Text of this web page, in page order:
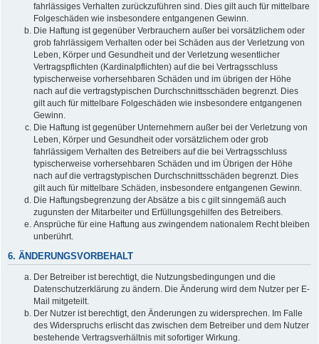
fahrlässiges Verhalten zurückzuführen sind. Dies gilt auch für mittelbare
Folgeschäden wie insbesondere entgangenen Gewinn.
Die Haftung ist gegenüber Verbrauchern außer bei vorsätzlichem oder
grob fahrlässigem Verhalten oder bei Schäden aus der Verletzung von
Leben, Körper und Gesundheit und der Verletzung wesentlicher
Vertragspflichten (Kardinalpflichten) auf die bei Vertragsschluss
typischerweise vorhersehbaren Schäden und im übrigen der Höhe
nach auf die vertragstypischen Durchschnittsschäden begrenzt. Dies
gilt auch für mittelbare Folgeschäden wie insbesondere entgangenen
Gewinn.
Die Haftung ist gegenüber Unternehmern außer bei der Verletzung von
Leben, Körper und Gesundheit oder vorsätzlichem oder grob
fahrlässigem Verhalten des Betreibers auf die bei Vertragsschluss
typischerweise vorhersehbaren Schäden und im Übrigen der Höhe
nach auf die vertragstypischen Durchschnittsschäden begrenzt. Dies
gilt auch für mittelbare Schäden, insbesondere entgangenen Gewinn.
Die Haftungsbegrenzung der Absätze a bis c gilt sinngemäß auch
zugunsten der Mitarbeiter und Erfüllungsgehilfen des Betreibers.
Ansprüche für eine Haftung aus zwingendem nationalem Recht bleiben
unberührt.
6. ÄNDERUNGSVORBEHALT
Der Betreiber ist berechtigt, die Nutzungsbedingungen und die
Datenschutzerklärung zu ändern. Die Änderung wird dem Nutzer per E-
Mail mitgeteilt.
Der Nutzer ist berechtigt, den Änderungen zu widersprechen. Im Falle
des Widerspruchs erlischt das zwischen dem Betreiber und dem Nutzer
bestehende Vertragsverhältnis mit sofortiger Wirkung.